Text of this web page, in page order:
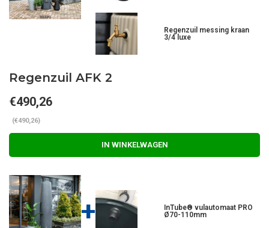
Regenzuil messing kraan
3/4 luxe
Regenzuil AFK 2
€490,26
(€490,26)
IN WINKELWAGEN
+
InTube® vulautomaat PRO
Ø70-110mm